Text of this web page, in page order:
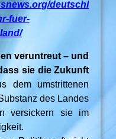
deutschl
fuer-
veruntreut – und
sie die Zukunft
dem umstrittenen
des Landes
versickern sie im